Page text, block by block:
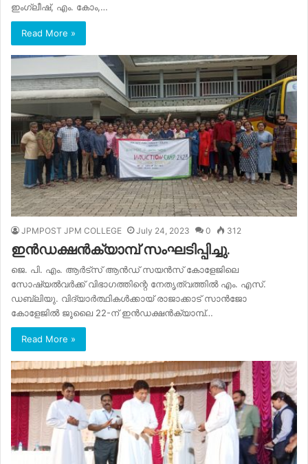
ഇംഗ്ലീഷ്, എം. കോം,…
Read More »
JPMPOST JPM COLLEGE July 24, 2023 0 312
ഇൻഡക്ഷൻക്യാമ്പ് സംഘടിപ്പിച്ചു.
ജെ. പി. എം. ആർട്സ് ആൻഡ് സയൻസ് കോളേജിലെ
സോഷ്യൽവർക്ക്‌ വിഭാഗത്തിന്റെ നേതൃത്വത്തിൽ എം. എസ്.
ഡബ്ലിയു. വിദ്യാർത്ഥികൾക്കായ് രാജാക്കാട് സാൻജോ
കോളേജിൽ ജൂലൈ 22-ന് ഇൻഡക്ഷൻക്യാമ്പ്…
Read More »